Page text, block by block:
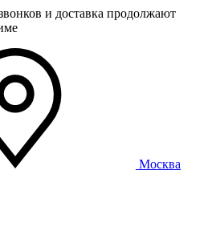
и доставка продолжают
Москва